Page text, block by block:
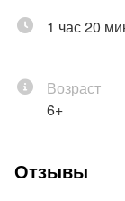
певчих
форм,
эмоций –
1 час 20
Возраст
6+
Отзывы